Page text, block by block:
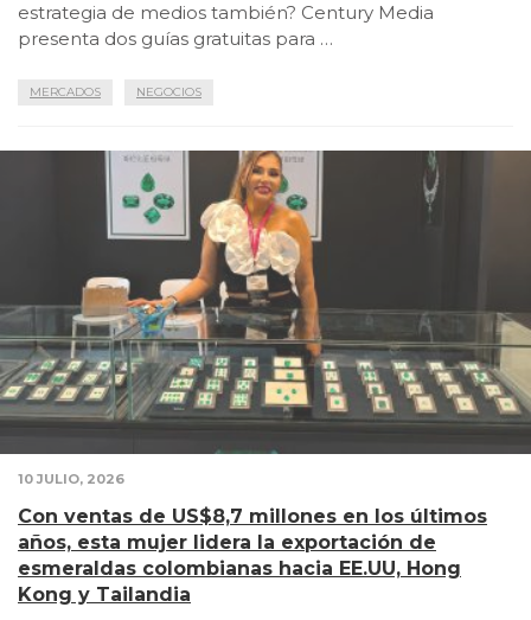
estrategia de medios también? Century Media
presenta dos guías gratuitas para …
MERCADOS NEGOCIOS
10 JULIO, 2026
Con ventas de US$8,7 millones en los últimos
años, esta mujer lidera la exportación de
esmeraldas colombianas hacia EE.UU, Hong
Kong y Tailandia